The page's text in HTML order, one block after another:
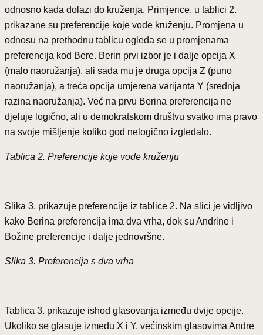
odnosno kada dolazi do kruženja. Primjerice, u tablici 2.
prikazane su preferencije koje vode kruženju. Promjena u
odnosu na prethodnu tablicu ogleda se u promjenama
preferencija kod Bere. Berin prvi izbor je i dalje opcija X
(malo naoružanja), ali sada mu je druga opcija Z (puno
naoružanja), a treća opcija umjerena varijanta Y (srednja
razina naoružanja). Već na prvu Berina preferencija ne
djeluje logično, ali u demokratskom društvu svatko ima pravo
na svoje mišljenje koliko god nelogično izgledalo.
Tablica 2. Preferencije koje vode kruženju
Slika 3. prikazuje preferencije iz tablice 2. Na slici je vidljivo
kako Berina preferencija ima dva vrha, dok su Andrine i
Božine preferencije i dalje jednovršne.
Slika 3. Preferencija s dva vrha
Tablica 3. prikazuje ishod glasovanja između dvije opcije.
Ukoliko se glasuje između X i Y, većinskim glasovima Andre